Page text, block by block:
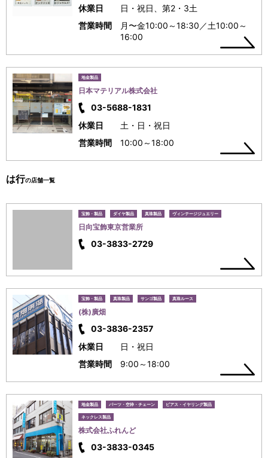
休業日
日・祝日、第2・3土
営業時間
月〜金10:00～18:30／土10:00～
16:00
地金製品
日本マテリアル株式会社
03-5688-1831
休業日
土・日・祝日
営業時間
10:00～18:00
は行の店舗一覧
宝飾・製品 ダイヤ製品 真珠製品 ヴィンテージジュエリー
日向宝飾東京営業所
03-3833-2729
宝飾・製品 真珠製品 サンゴ製品 真珠ルース
(株)廣畑
03-3836-2357
休業日
日・祝日
営業時間
9:00～18:00
地金製品 パーツ・空枠・チェーン ピアス・イヤリング製品
ネックレス製品
株式会社ふれんど
03-3833-0345